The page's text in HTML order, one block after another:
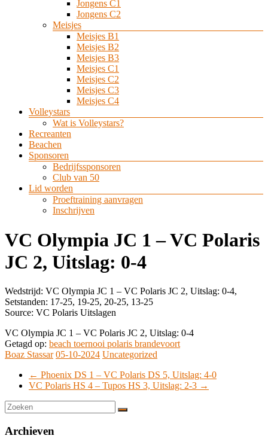
Jongens C1
Jongens C2
Meisjes
Meisjes B1
Meisjes B2
Meisjes B3
Meisjes C1
Meisjes C2
Meisjes C3
Meisjes C4
Volleystars
Wat is Volleystars?
Recreanten
Beachen
Sponsoren
Bedrijfssponsoren
Club van 50
Lid worden
Proeftraining aanvragen
Inschrijven
VC Olympia JC 1 – VC Polaris
JC 2, Uitslag: 0-4
Wedstrijd: VC Olympia JC 1 – VC Polaris JC 2, Uitslag: 0-4,
Setstanden: 17-25, 19-25, 20-25, 13-25
Source: VC Polaris Uitslagen
VC Olympia JC 1 – VC Polaris JC 2, Uitslag: 0-4
Getagd op: beach toernooi polaris brandevoort
Boaz Stassar 05-10-2024 Uncategorized
← Phoenix DS 1 – VC Polaris DS 5, Uitslag: 4-0
VC Polaris HS 4 – Tupos HS 3, Uitslag: 2-3 →
Archieven